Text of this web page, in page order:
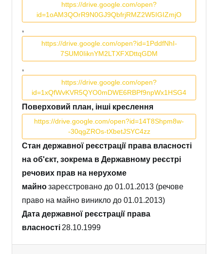
https://drive.google.com/open?
id=1oAM3QOrR9N0GJ9QbfrjRMZ2W5IGIZmjO
,
https://drive.google.com/open?id=1PddfNhI-
7SUM0IiknYM2LTXFXDttqGDM
,
https://drive.google.com/open?
id=1xQfWvKVR5QYO0mDWE6RBPf9npWx1HSG4
Поверховий план, інші креслення
https://drive.google.com/open?id=14T8Shpm8w-
-30qgZROs-tXbetJSYC4zz
Стан державної реєстрації права власності
на об'єкт, зокрема в Державному реєстрі
речових прав на нерухоме
майнозареєстровано до 01.01.2013 (речове
право на майно виникло до 01.01.2013)
Дата державної реєстрації права
власності 28.10.1999